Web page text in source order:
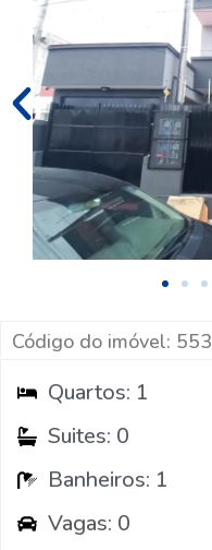
Código do imóvel: 553
Quartos: 1
Suites: 0
Banheiros: 1
Vagas: 0